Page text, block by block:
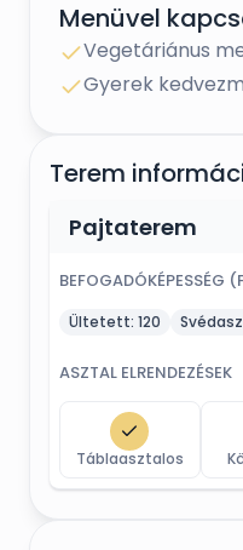
Menüvel
Vegetáriánus
Gyerek
Terem
Pajtaterem
BEFOGADÓKÉPESSÉG
Ültetett: 120
ASZTAL ELRENDEZÉSEK
Táblaasztalos